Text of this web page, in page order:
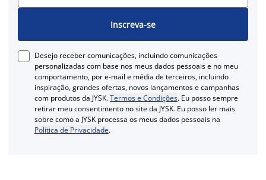
Inscreva-se
Desejo receber comunicações, incluindo comunicações
personalizadas com base nos meus dados pessoais e no meu
comportamento, por e-mail e média de terceiros, incluindo
inspiração, grandes ofertas, novos lançamentos e campanhas
com produtos da JYSK.Termos e Condições. Eu posso sempre
retirar meu consentimento no site da JYSK. Eu posso ler mais
sobre como a JYSK processa os meus dados pessoais na
Política de Privacidade.